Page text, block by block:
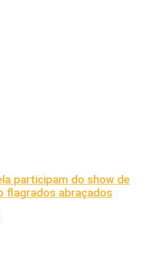
participam do show de
flagrados abraçados